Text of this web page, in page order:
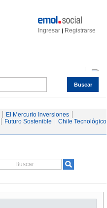
Ingresar | Registrarse
Buscar
Servicios
El Mercurio Inversiones
Futuro Sostenible
Chile Tecnológico